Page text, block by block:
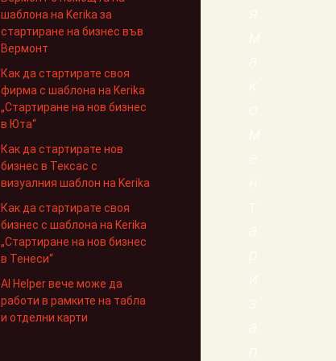
шаблона на Kerika за
стартиране на бизнес във
Вермонт
Как да стартирате своя
фирма с шаблона на Kerika
„Стартиране на нов бизнес
в Юта“
Как да стартирате нов
бизнес в Тексас с
визуалния шаблон на Kerika
Как да стартирате своя
бизнес с шаблона на Kerika
„Стартиране на нов бизнес
в Тенеси“
AI Helper вече може да
работи в рамките на табла
и отделни карти
я
м
а
к
о
м
е
н
т
а
р
и
з
а
п